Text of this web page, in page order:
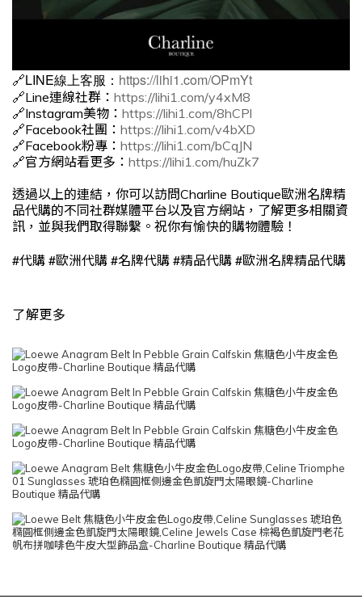
🔗LINE線上客服： https://lihi1.com/OPmYt
🔗Line連線社群： https://lihi1.com/y4xM8
🔗Instagram美物： https://lihi1.com/8hCPl
🔗Facebook社團： https://lihi1.com/v4bXD
🔗Facebook粉專： https://lihi1.com/bCqJN
🔗官方網站看更多： https://lihi1.com/huZk7
透過以上的連結，你可以訪問Charline Boutique歐洲名牌精
品代購的不同社群媒體平台以及官方網站，了解更多相關資
訊，並與我們取得聯繫。祝你有愉快的購物體驗！
#代購 #歐洲代購 #名牌代購 #精品代購 #歐洲名牌精品代購
了解更多